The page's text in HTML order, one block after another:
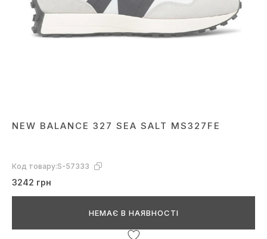
NEW BALANCE 327 SEA SALT MS327FE
Код товару:S-57333
3242 грн
НЕМАЄ В НАЯВНОСТІ